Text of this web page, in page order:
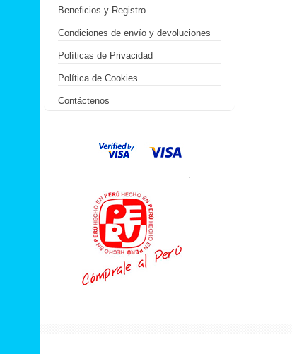
Beneficios y Registro
Condiciones de envío y devoluciones
Políticas de Privacidad
Política de Cookies
Contáctenos
.